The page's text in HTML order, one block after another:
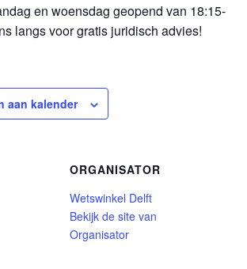
en woensdag geopend van 18:15-
langs voor gratis juridisch advies!
aan kalender
ORGANISATOR
Wetswinkel Delft
Bekijk de site van
Organisator